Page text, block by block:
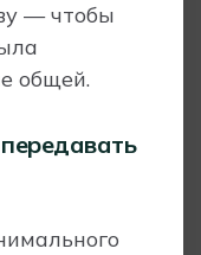
— чтобы
общей.